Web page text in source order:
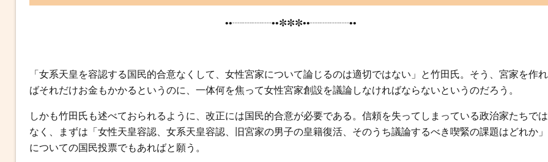
••┈┈┈┈••✼✼✼••┈┈┈┈••
「女系天皇を容認する国民的合意なくして、女性宮家について論じるのは適切ではない」と竹田氏。そう、宮家を作れ
ばそれだけお金もかかるというのに、一体何を焦って女性宮家創設を議論しなければならないというのだろう。
しかも竹田氏も述べておられるように、改正には国民的合意が必要である。信頼を失ってしまっている政治家たちでは
なく、まずは「女性天皇容認、女系天皇容認、旧宮家の男子の皇籍復活、そのうち議論するべき喫緊の課題はどれか」
についての国民投票でもあればと願う。